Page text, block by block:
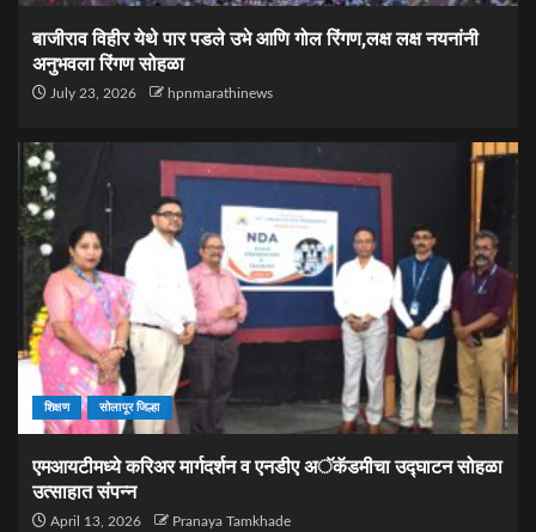
बाजीराव विहीर येथे पार पडले उभे आणि गोल रिंगण,लक्ष लक्ष नयनांनी
अनुभवला रिंगण सोहळा
July 23, 2026 hpnmarathinews
शिक्षण सोलापूर जिल्हा
एमआयटीमध्ये करिअर मार्गदर्शन व एनडीए अॅकॅडमीचा उद्घाटन सोहळा
उत्साहात संपन्न
April 13, 2026 Pranaya Tamkhade